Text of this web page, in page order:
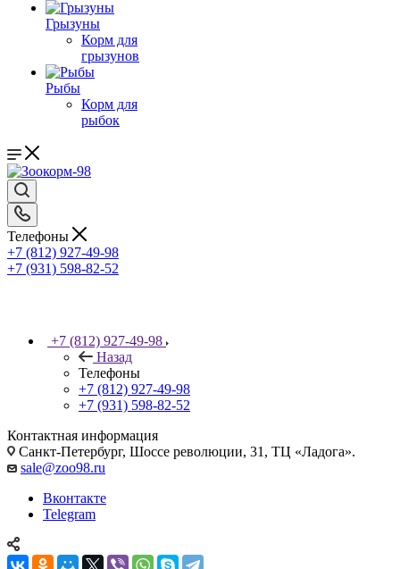
Грызуны
Корм для
грызунов
Рыбы
Корм для
рыбок
Телефоны
+7 (812) 927-49-98
+7 (931) 598-82-52
+7 (812) 927-49-98
Назад
Телефоны
+7 (812) 927-49-98
+7 (931) 598-82-52
Контактная информация
Санкт-Петербург, Шоссе революции, 31, ТЦ «Ладога».
sale@zoo98.ru
Вконтакте
Telegram